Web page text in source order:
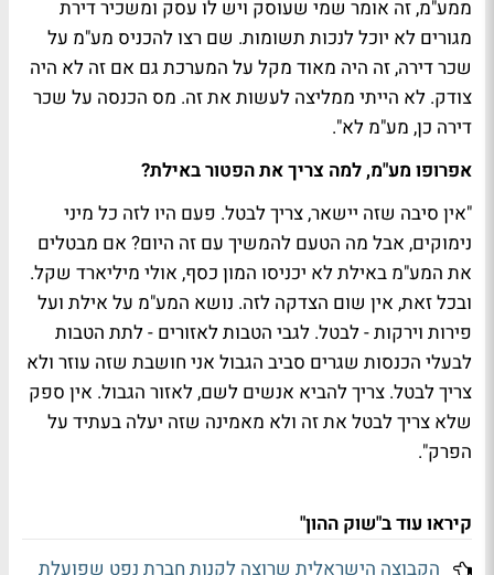
ממע"מ, זה אומר שמי שעוסק ויש לו עסק ומשכיר דירת
מגורים לא יוכל לנכות תשומות. שם רצו להכניס מע"מ על
שכר דירה, זה היה מאוד מקל על המערכת גם אם זה לא היה
צודק. לא הייתי ממליצה לעשות את זה. מס הכנסה על שכר
דירה כן, מע"מ לא".
אפרופו מע"מ, למה צריך את הפטור באילת?
"אין סיבה שזה יישאר, צריך לבטל. פעם היו לזה כל מיני
נימוקים, אבל מה הטעם להמשיך עם זה היום? אם מבטלים
את המע"מ באילת לא יכניסו המון כסף, אולי מיליארד שקל.
ובכל זאת, אין שום הצדקה לזה. נושא המע"מ על אילת ועל
פירות וירקות - לבטל. לגבי הטבות לאזורים - לתת הטבות
לבעלי הכנסות שגרים סביב הגבול אני חושבת שזה עוזר ולא
צריך לבטל. צריך להביא אנשים לשם, לאזור הגבול. אין ספק
שלא צריך לבטל את זה ולא מאמינה שזה יעלה בעתיד על
הפרק".
קיראו עוד ב"שוק ההון"
הקבוצה הישראלית שרוצה לקנות חברת נפט שפועלת